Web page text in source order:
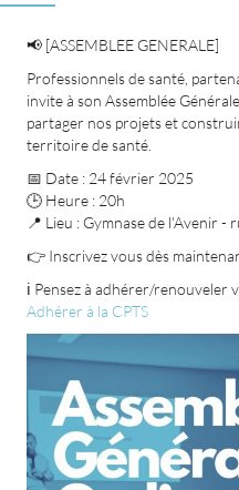
📢 [ASSEMBLEE GENERALE]
Professionnels de santé,
invite à son Assemblée
partager nos projets et
territoire de santé.
📅 Date : 24 février 2025
🕒 Heure : 20h
📍 Lieu : Gymnase de l'Avenir -
👉 Inscrivez vous dès
ℹ️ Pensez à adhérer/renouveler
Adhérer à la CPTS